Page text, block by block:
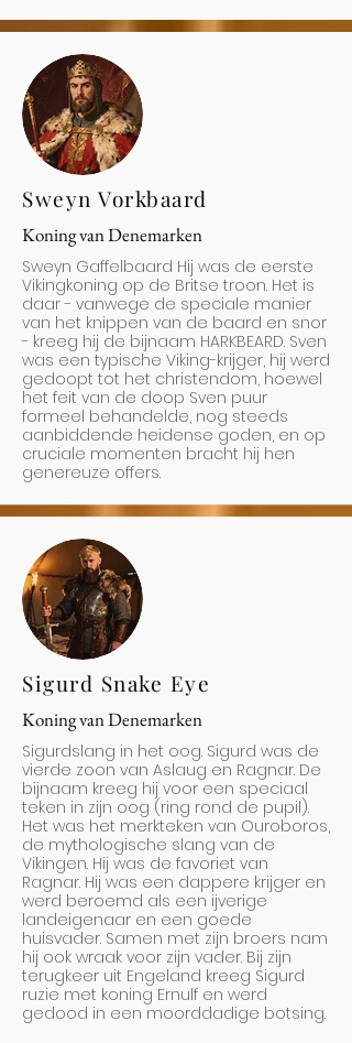
Sweyn Vorkbaard
Koning van Denemarken
Sweyn Gaffelbaard Hij was de eerste
Vikingkoning op de Britse troon. Het is
daar - vanwege de speciale manier
van het knippen van de baard en snor
- kreeg hij de bijnaam HARKBEARD. Sven
was een typische Viking-krijger, hij werd
gedoopt tot het christendom, hoewel
het feit van de doop Sven puur
formeel behandelde, nog steeds
aanbiddende heidense goden, en op
cruciale momenten bracht hij hen
genereuze offers.
Sigurd Snake Eye
Koning van Denemarken
Sigurdslang in het oog. Sigurd was de
vierde zoon van Aslaug en Ragnar. De
bijnaam kreeg hij voor een speciaal
teken in zijn oog (ring rond de pupil).
Het was het merkteken van Ouroboros,
de mythologische slang van de
Vikingen. Hij was de favoriet van
Ragnar. Hij was een dappere krijger en
werd beroemd als een ijverige
landeigenaar en een goede
huisvader. Samen met zijn broers nam
hij ook wraak voor zijn vader. Bij zijn
terugkeer uit Engeland kreeg Sigurd
ruzie met koning Ernulf en werd
gedood in een moorddadige botsing.